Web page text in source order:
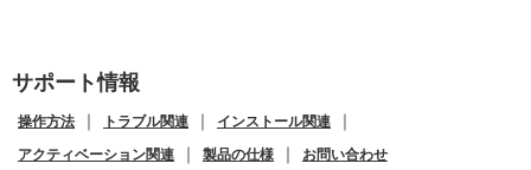
サポート情報
操作方法 ｜ トラブル関連 ｜ インストール関連 ｜
アクティベーション関連 ｜ 製品の仕様 ｜ お問い合わせ